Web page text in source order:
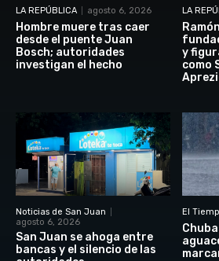
LA REPÚBLICA agosto 6, 2026
Hombre muere tras caer
desde el puente Juan
Bosch; autoridades
investigan el hecho
LA
y
como
Noticias de San Juan
agosto 6, 2026
San Juan se ahoga entre
bancas y el silencio de las
El